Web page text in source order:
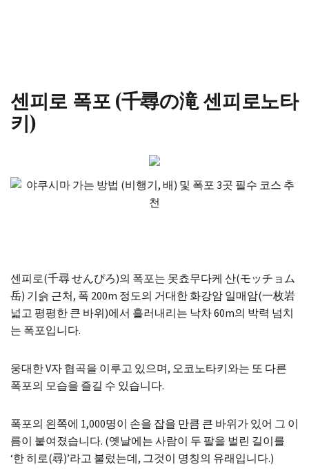
센피로 폭포 (千尋の滝 센피로노타
키)
센피로(千尋 せんぴろ)의 폭포는 못쵸무다케 산(モッチョム
岳) 기슭 근처, 폭 200m 정도의 거대한 화강암 일매암(一枚岩
넓고 평평한 큰 바위)에서 흘러내리는 낙차 60m의 박력 넘치
는 폭포입니다.
웅대한 V자 협곡을 이루고 있으며, 오코노타키와는 또 다른
폭포의 모습을 즐길 수 있습니다.
폭포의 왼쪽에 1,000명이 손을 잡을 만큼 큰 바위가 있어 그 이
름이 붙여졌습니다. (옛날에는 사람이 두 팔을 벌린 길이를
‘한 히로(尋)’라고 불렀는데, 그것이 명칭의 유래입니다.)